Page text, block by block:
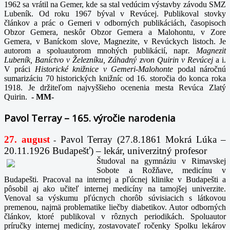
1962 sa vrátil na Gemer, kde sa stal vedúcim výstavby závodu SMZ
Lubeník. Od roku 1967 býval v Revúcej. Publikoval stovky
článkov a prác o Gemeri v odborných publikáciách, časopisoch
Obzor Gemera, neskôr Obzor Gemera a Malohontu, v Zore
Gemera, v Baníckom slove, Magnezite, v Revúckych listoch. Je
autorom a spoluautorom mnohých publikácií, napr. Magnezit
Lubeník, Baníctvo v Železníku, Záhadný zvon Quirin v Revúcej a i.
V práci Historické knižnice v Gemeri-Malohonte podal náročnú
sumarizáciu 70 historických knižníc od 16. storočia do konca roka
1918. Je držiteľom najvyššieho ocenenia mesta Revúca Zlatý
Quirin. - MM-
Pavol Terray – 165. výročie narodenia
27. august- Pavol Terray (27.8.1861 Mokrá Lúka –
20.11.1926 Budapešť) – lekár, univerzitný profesor
Študoval na gymnáziu v Rimavskej
Sobote a Rožňave, medicínu v
Budapešti. Pracoval na internej a pľúcnej klinike v Budapešti a
pôsobil aj ako učiteľ internej medicíny na tamojšej univerzite.
Venoval sa výskumu pľúcnych chorôb súvisiacich s látkovou
premenou, najmä problematike liečby diabetikov. Autor odborných
článkov, ktoré publikoval v rôznych periodikách. Spoluautor
príručky internej medicíny, zostavovateľ ročenky Spolku lekárov